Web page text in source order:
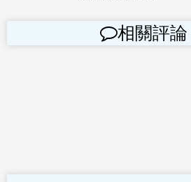
相關評論